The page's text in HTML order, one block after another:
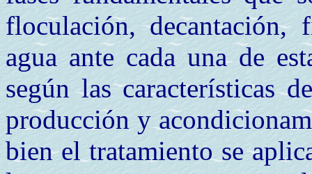
floculación,
agua ante cada una de
según las características
producción y
bien el tratamiento se